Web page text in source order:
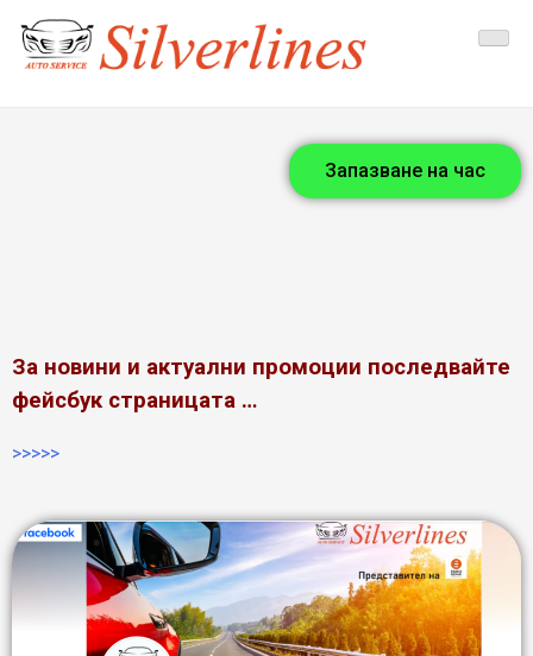
Silverlines
Автосервиз
Запазване на час
За новини и актуални промоции последвайте
фейсбук страницата …
>>>>>